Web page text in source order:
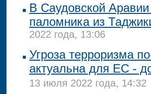
В Саудовской
паломника из
2022 года, 13:06
Угроза терроризма
актуальна для ЕС -
13 июля 2022 года, 14:32